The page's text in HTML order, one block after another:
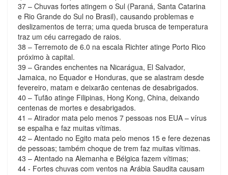
37 – Chuvas fortes atingem o Sul (Paraná, Santa Catarina
e Rio Grande do Sul no Brasil), causando problemas e
deslizamentos de terra; uma queda brusca de temperatura
traz um céu carregado de raios.
38 – Terremoto de 6.0 na escala Richter atinge Porto Rico
próximo à capital.
39 – Grandes enchentes na Nicarágua, El Salvador,
Jamaica, no Equador e Honduras, que se alastram desde
fevereiro, matam e deixarão centenas de desabrigados.
40 – Tufão atinge Filipinas, Hong Kong, China, deixando
centenas de mortes e desabrigados.
41 – Atirador mata pelo menos 7 pessoas nos EUA – vírus
se espalha e faz muitas vítimas.
42 – Atentado no Egito mata pelo menos 15 e fere dezenas
de pessoas; também choque de trem faz muitas vítimas.
43 – Atentado na Alemanha e Bélgica fazem vítimas;
44 - Fortes chuvas com ventos na Arábia Saudita causam